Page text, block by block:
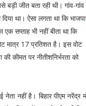
बड़ी जीत बता रही थी। गांव-गांव
था। ऐसा लगता था कि भाजपा
सप्‍ताह भी नहीं बीता था कि
मात्र 17 प्रतिशत है। इस वोट
कीमत पर नीतीशनिर्भरता को
नहीं है। बिहार पीएम